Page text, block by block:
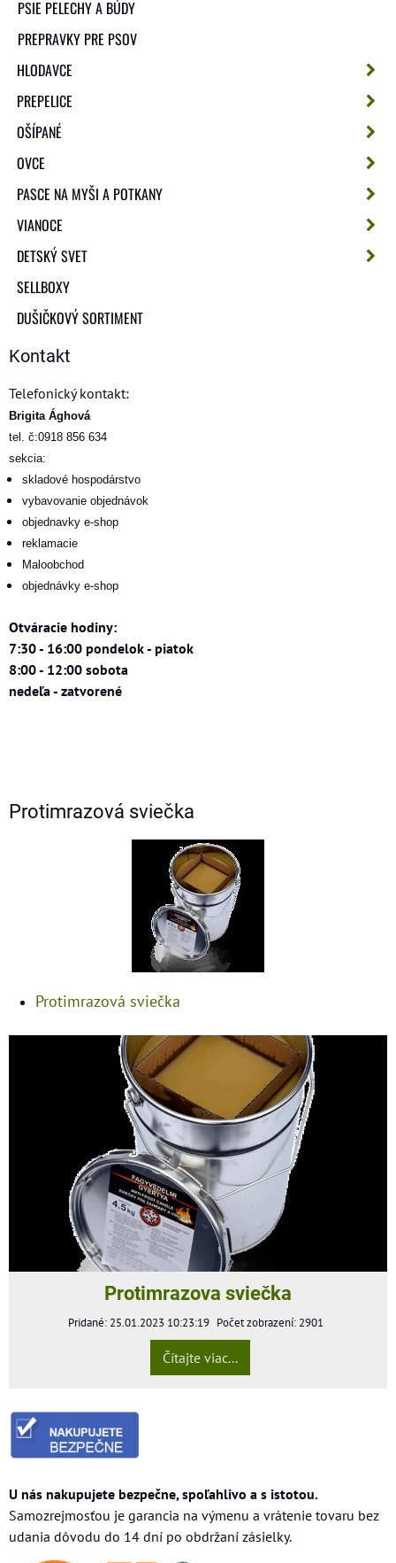
PSIE PELECHY A BÚDY
PREPRAVKY PRE PSOV
HLODAVCE
PREPELICE
OŠÍPANÉ
OVCE
PASCE NA MYŠI A POTKANY
VIANOCE
DETSKÝ SVET
SELLBOXY
DUŠIČKOVÝ SORTIMENT
Kontakt
Telefonický kontakt:
Brigita Ághová
tel. č:0918 856 634
sekcia:
skladové hospodárstvo
vybavovanie objednávok
objednavky e-shop
reklamacie
Maloobchod
objednávky e-shop
Otváracie hodiny:
7:30 - 16:00 pondelok - piatok
8:00 - 12:00 sobota
nedeľa - zatvorené
Protimrazová sviečka
Protimrazová sviečka
Protimrazova sviečka
Pridané: 25.01.2023 10:23:19 Počet zobrazení: 2901
Čítajte viac...
U nás nakupujete bezpečne, spoľahlivo a s istotou.
Samozrejmosťou je garancia na výmenu a vrátenie tovaru bez
udania dôvodu do 14 dní po obdržaní zásielky.